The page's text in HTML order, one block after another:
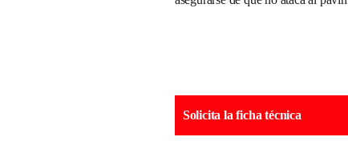
Solicita la ficha técnica